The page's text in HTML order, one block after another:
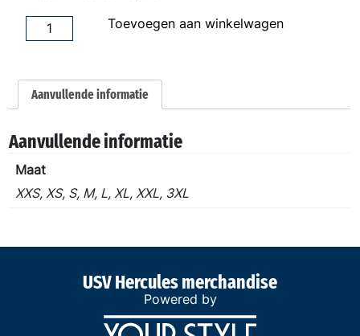
Kampioensshirt
Volwassen
Toevoegen aan winkelwagen
Aanvullende informatie
Aanvullende informatie
Maat
XXS, XS, S, M, L, XL, XXL, 3XL
USV Hercules merchandise
Powered by